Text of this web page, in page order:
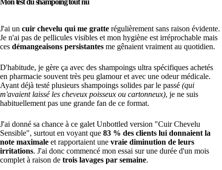
J'ai un cuir chevelu qui me gratte régulièrement sans raison évidente.
Je n'ai pas de pellicules visibles et mon hygiène est irréprochable mais
ces démangeaisons persistantes me gênaient vraiment au quotidien.
D'habitude, je gère ça avec des shampoings ultra spécifiques achetés
en pharmacie souvent très peu glamour et avec une odeur médicale.
Ayant déjà testé plusieurs shampoings solides par le passé (qui
m'avaient laissé les cheveux poisseux ou cartonneux), je ne suis
habituellement pas une grande fan de ce format.
J'ai donné sa chance à ce galet Unbottled version "Cuir Chevelu
Sensible", surtout en voyant que 83 % des clients lui donnaient la
note maximale et rapportaient une vraie diminution de leurs
irritations. J'ai donc commencé mon essai sur une durée d'un mois
complet à raison de trois lavages par semaine.